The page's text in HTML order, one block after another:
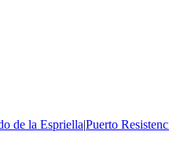
de la Espriella|Puerto